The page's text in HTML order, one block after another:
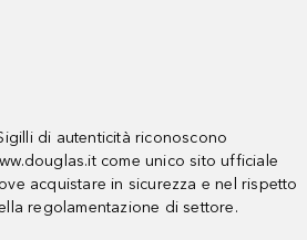
di autenticità riconoscono
come unico sito ufficiale
acquistare in sicurezza e nel rispetto
regolamentazione di settore.